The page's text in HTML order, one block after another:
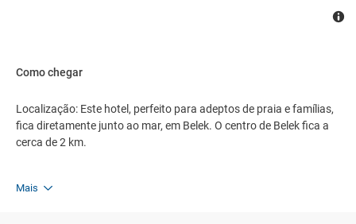
apresentações ou seminários podem ser realizados numa das 5
Como chegar
Localização: Este hotel, perfeito para adeptos de praia e famílias,
fica diretamente junto ao mar, em Belek. O centro de Belek fica a
cerca de 2 km.
Mais